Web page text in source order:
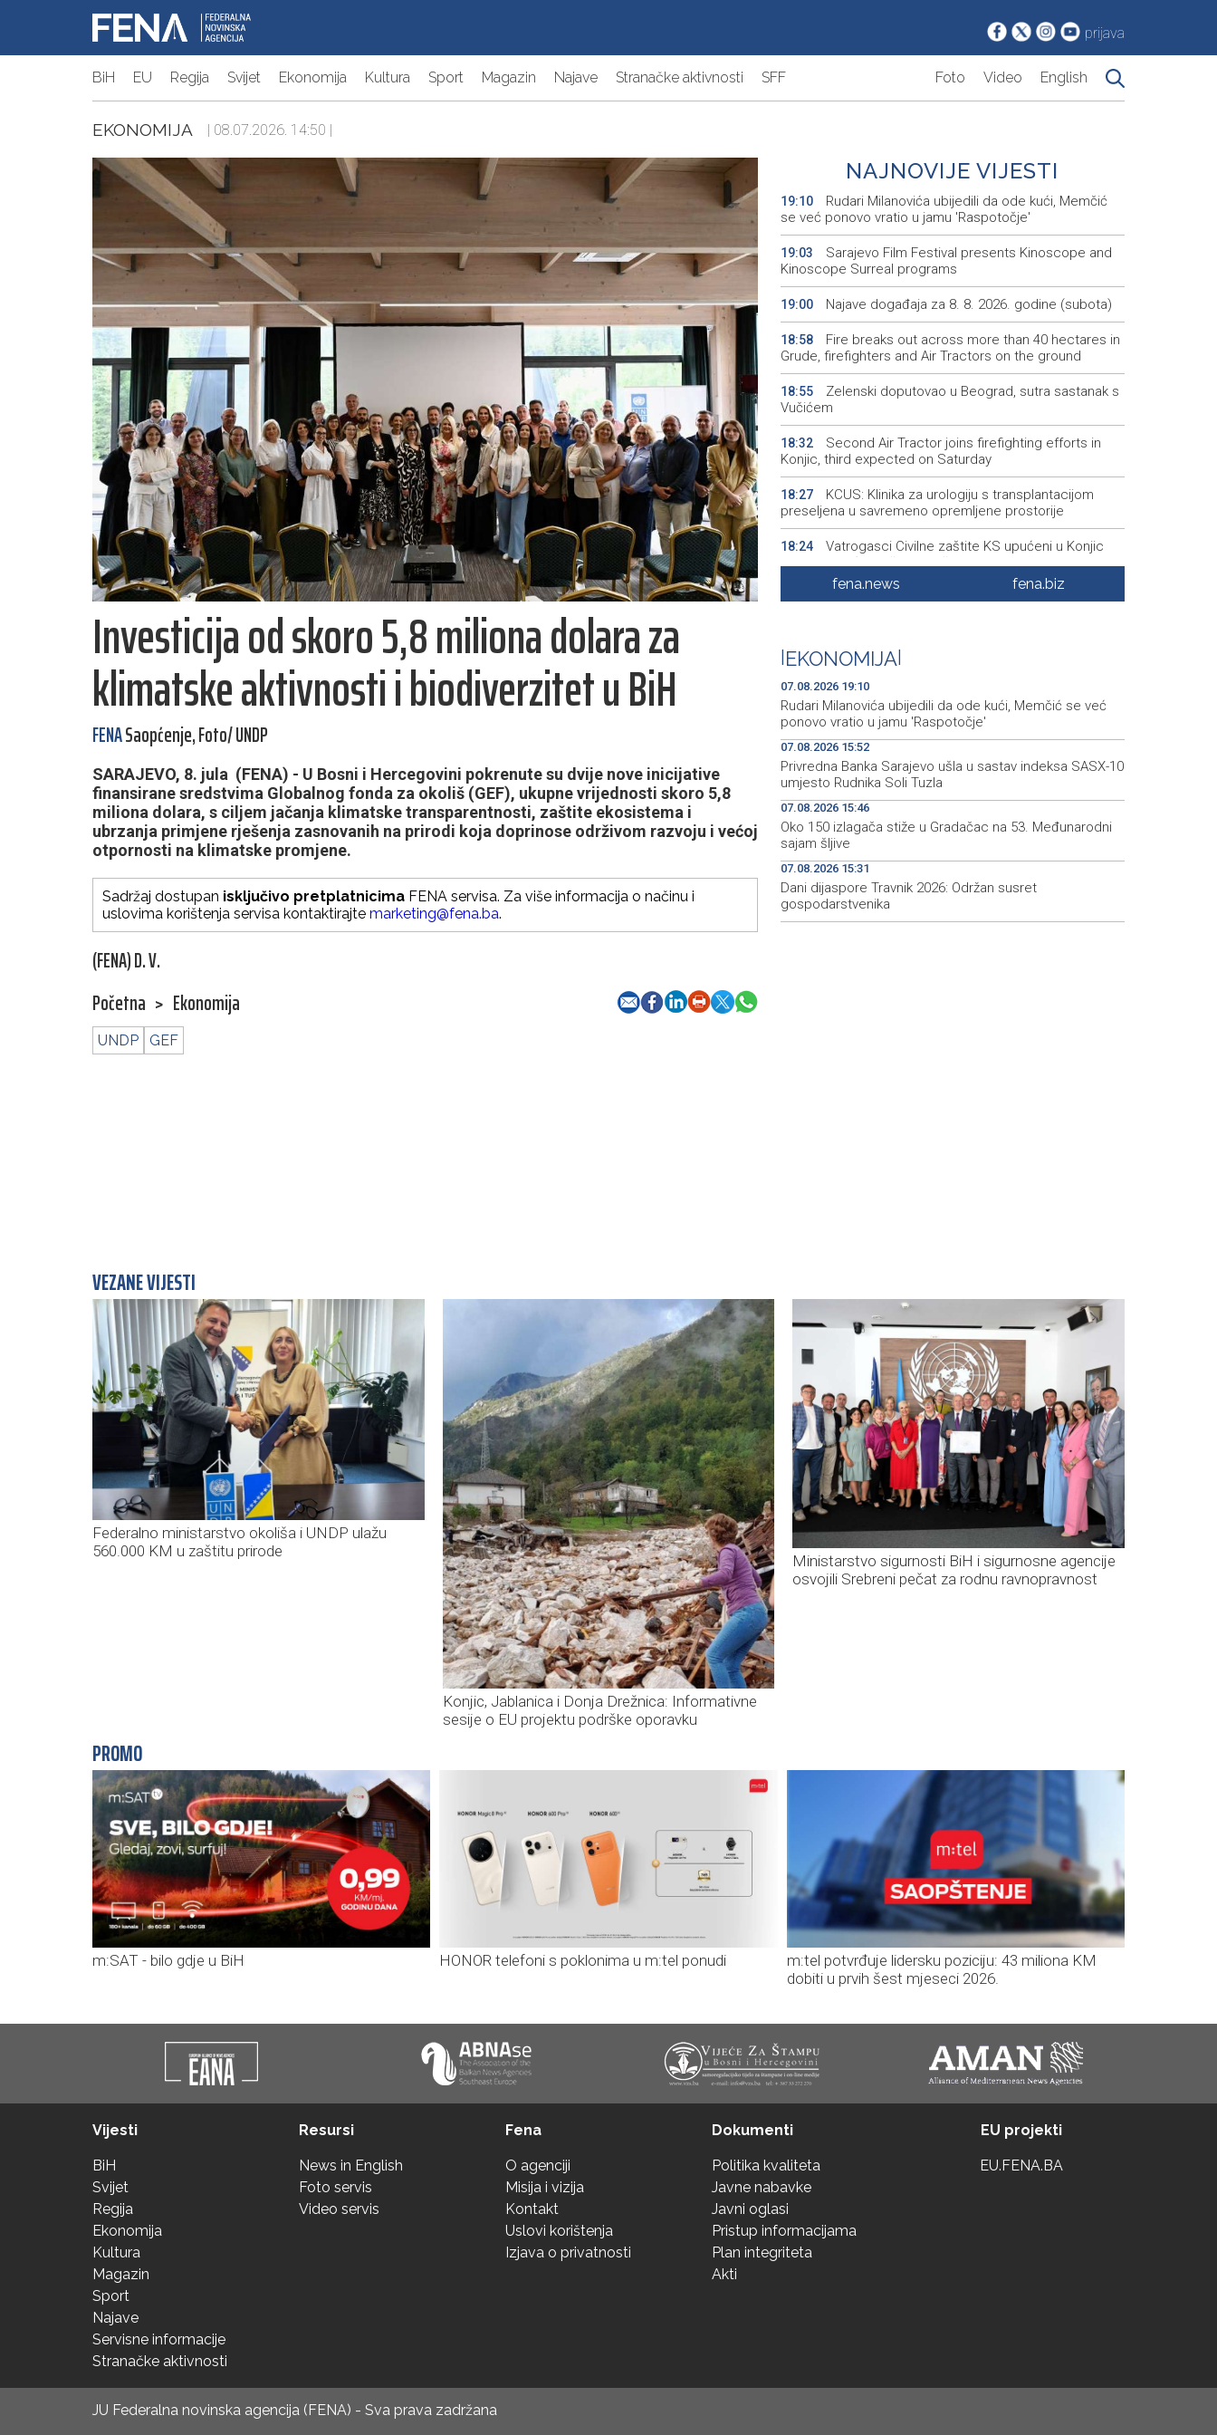
prijava
BiH EU Regija Svijet Ekonomija Kultura Sport Magazin Najave Stranačke aktivnosti SFF Foto Video English
EKONOMIJA | 08.07.2026. 14:50 |
Investicija od skoro 5,8 miliona dolara za
klimatske aktivnosti i biodiverzitet u BiH
FENASaopćenje, Foto/ UNDP
SARAJEVO, 8. jula (FENA) - U Bosni i Hercegovini pokrenute su dvije nove inicijative
finansirane sredstvima Globalnog fonda za okoliš (GEF), ukupne vrijednosti skoro 5,8
miliona dolara, s ciljem jačanja klimatske transparentnosti, zaštite ekosistema i
ubrzanja primjene rješenja zasnovanih na prirodi koja doprinose održivom razvoju i većoj
otpornosti na klimatske promjene.
Sadržaj dostupan isključivo pretplatnicima FENA servisa. Za više informacija o načinu i
uslovima korištenja servisa kontaktirajte marketing@fena.ba.
(FENA) D. V.
Početna > Ekonomija
UNDP GEF
NAJNOVIJE VIJESTI
19:10
Rudari Milanovića ubijedili da ode kući, Memčić
se već ponovo vratio u jamu 'Raspotočje'
19:03
Sarajevo Film Festival presents Kinoscope and
Kinoscope Surreal programs
19:00 Najave događaja za 8. 8. 2026. godine (subota)
18:58
Fire breaks out across more than 40 hectares in
Grude, firefighters and Air Tractors on the ground
18:55
Zelenski doputovao u Beograd, sutra sastanak s
Vučićem
18:32
Second Air Tractor joins firefighting efforts in
Konjic, third expected on Saturday
18:27
KCUS: Klinika za urologiju s transplantacijom
preseljena u savremeno opremljene prostorije
18:24
Vatrogasci Civilne zaštite KS upućeni u Konjic
kao ispomoć u gašenju požara
Ticket sales for the 32nd Sarajevo Film Festival
18:20
Sarajevo Film Festival predstavlja programe
Kinoscope i Kinoscope Surreal
fena.news fena.biz
EKONOMIJA
07.08.2026 19:10
Rudari Milanovića ubijedili da ode kući, Memčić se već
ponovo vratio u jamu 'Raspotočje'
07.08.2026 15:52
Privredna Banka Sarajevo ušla u sastav indeksa SASX-10
umjesto Rudnika Soli Tuzla
07.08.2026 15:46
Oko 150 izlagača stiže u Gradačac na 53. Međunarodni
sajam šljive
07.08.2026 15:31
Dani dijaspore Travnik 2026: Održan susret
gospodarstvenika
VEZANE VIJESTI
Federalno ministarstvo okoliša i UNDP ulažu
560.000 KM u zaštitu prirode
Konjic, Jablanica i Donja Drežnica: Informativne
sesije o EU projektu podrške oporavku
Ministarstvo sigurnosti BiH i sigurnosne agencije
osvojili Srebreni pečat za rodnu ravnopravnost
PROMO
m:SAT - bilo gdje u BiH HONOR telefoni s poklonima u m:tel ponudi
m:tel potvrđuje lidersku poziciju: 43 miliona KM
dobiti u prvih šest mjeseci 2026.
Vijesti
BiH
Svijet
Regija
Ekonomija
Kultura
Magazin
Sport
Najave
Servisne informacije
Stranačke aktivnosti
Resursi
News in English
Foto servis
Video servis
Fena
O agenciji
Misija i vizija
Kontakt
Uslovi korištenja
Izjava o privatnosti
Dokumenti
Politika kvaliteta
Javne nabavke
Javni oglasi
Pristup informacijama
Plan integriteta
Akti
EU projekti
EU.FENA.BA
JU Federalna novinska agencija (FENA) - Sva prava zadržana